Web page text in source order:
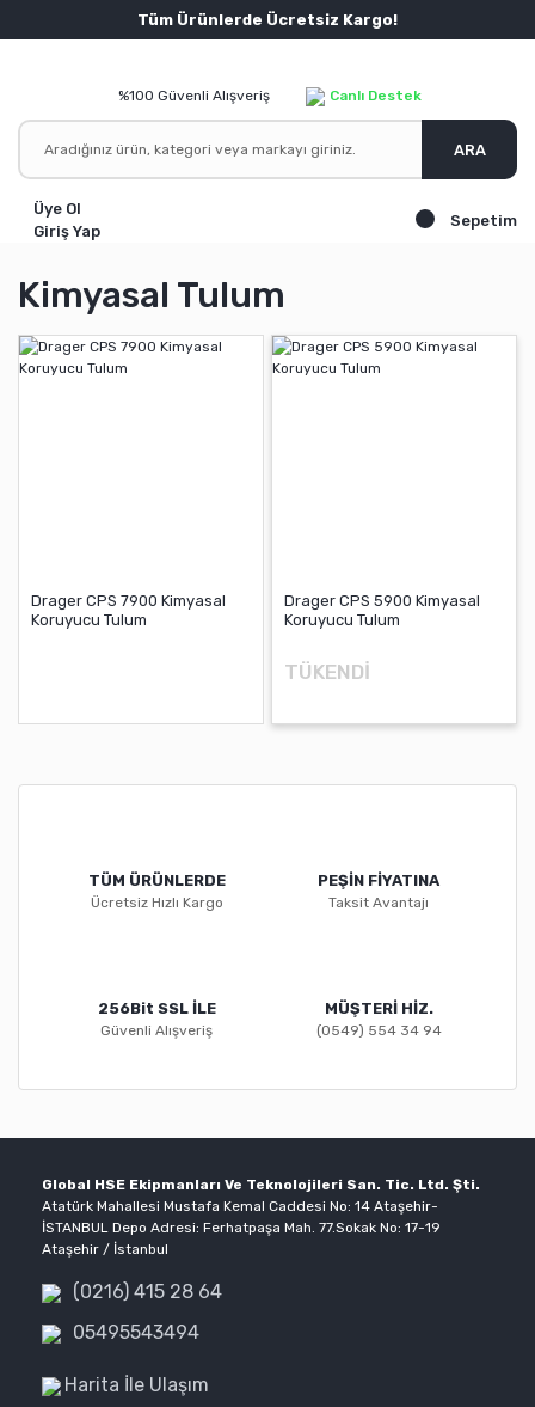
Tüm Ürünlerde Ücretsiz Kargo!
%100 Güvenli Alışveriş Canlı Destek
ARA
Üye Ol
Giriş Yap
Sepetim
Kimyasal Tulum
Drager CPS 7900 Kimyasal
Koruyucu Tulum
Drager CPS 5900 Kimyasal
Koruyucu Tulum
TÜKENDİ
TÜM ÜRÜNLERDE
Ücretsiz Hızlı Kargo
PEŞİN FİYATINA
Taksit Avantajı
256Bit SSL İLE
Güvenli Alışveriş
MÜŞTERİ HİZ.
(0549) 554 34 94
Global HSE Ekipmanları Ve Teknolojileri San. Tic. Ltd. Şti.
Atatürk Mahallesi Mustafa Kemal Caddesi No: 14 Ataşehir-
İSTANBUL Depo Adresi: Ferhatpaşa Mah. 77.Sokak No: 17-19
Ataşehir / İstanbul
(0216) 415 28 64
05495543494
Harita İle Ulaşım